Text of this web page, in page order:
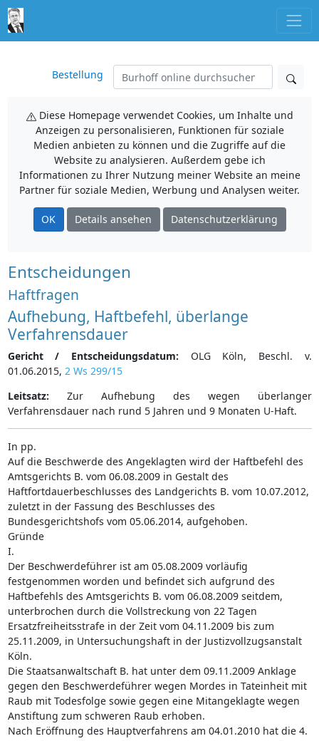
Bestellung
Diese Homepage verwendet Cookies, um Inhalte und
Anzeigen zu personalisieren, Funktionen für soziale
Medien anbieten zu können und die Zugriffe auf die
Website zu analysieren. Außerdem gebe ich
Informationen zu Ihrer Nutzung meiner Website an meine
Partner für soziale Medien, Werbung und Analysen weiter.
OK Details ansehen Datenschutzerklärung
Entscheidungen
Haftfragen
Aufhebung, Haftbefehl, überlange
Verfahrensdauer
Gericht / Entscheidungsdatum: OLG Köln, Beschl. v.
01.06.2015, 2 Ws 299/15
Leitsatz: Zur Aufhebung des wegen überlanger
Verfahrensdauer nach rund 5 Jahren und 9 Monaten U-Haft.
In pp.
Auf die Beschwerde des Angeklagten wird der Haftbefehl des
Amtsgerichts B. vom 06.08.2009 in Gestalt des
Haftfortdauerbeschlusses des Landgerichts B. vom 10.07.2012,
zuletzt in der Fassung des Beschlusses des
Bundesgerichtshofs vom 05.06.2014, aufgehoben.
Gründe
I.
Der Beschwerdeführer ist am 05.08.2009 vorläufig
festgenommen worden und befindet sich aufgrund des
Haftbefehls des Amtsgerichts B. vom 06.08.2009 seitdem,
unterbrochen durch die Vollstreckung von 22 Tagen
Ersatzfreiheitsstrafe in der Zeit vom 04.11.2009 bis zum
25.11.2009, in Untersuchungshaft in der Justizvollzugsanstalt
Köln.
Die Staatsanwaltschaft B. hat unter dem 09.11.2009 Anklage
gegen den Beschwerdeführer wegen Mordes in Tateinheit mit
Raub mit Todesfolge sowie gegen eine Mitangeklagte wegen
Anstiftung zum schweren Raub erhoben.
Nach Eröffnung des Hauptverfahrens am 04.01.2010 hat die 4.